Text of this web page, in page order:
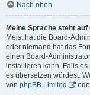
Nach oben
Meine Sprache steht
Meist hat die Board-
oder niemand hat das
einen Board-
installieren kann. Falls
es übersetzen würdest.
von phpBB Limited